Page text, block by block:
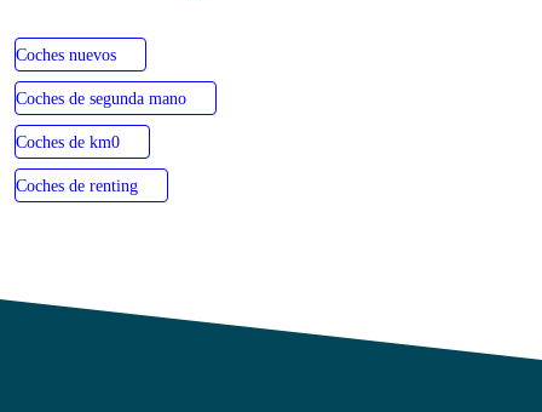
Coches nuevos
Coches de segunda mano
Coches de km0
Coches de renting